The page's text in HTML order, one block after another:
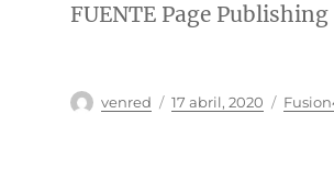
FUENTE Page Publishing
Autor
venred
Publicado
17 abril, 2020